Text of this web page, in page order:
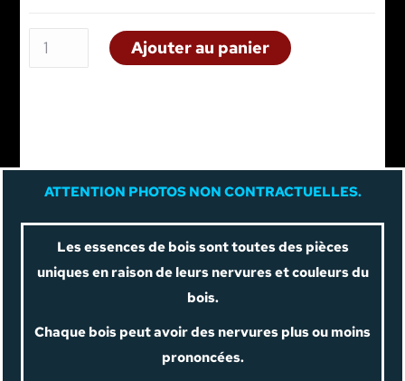
Ajouter au panier
ATTENTION PHOTOS NON CONTRACTUELLES.
Les essences de bois sont toutes des pièces
uniques en raison de leurs nervures et couleurs du
bois.
Chaque bois peut avoir des nervures plus ou moins
prononcées.